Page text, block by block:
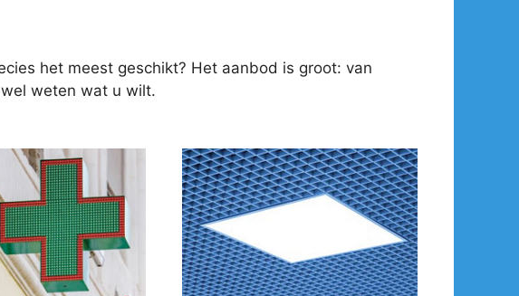
het meest geschikt? Het aanbod is groot: van
weten wat u wilt.